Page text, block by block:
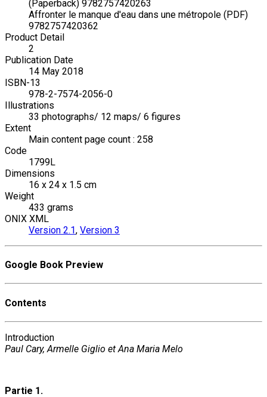
(Paperback) 9782757420263
Affronter le manque d'eau dans une métropole (PDF)
9782757420362
Product Detail
2
Publication Date
14 May 2018
ISBN-13
978-2-7574-2056-0
Illustrations
33 photographs/ 12 maps/ 6 figures
Extent
Main content page count : 258
Code
1799L
Dimensions
16 x 24 x 1.5 cm
Weight
433 grams
ONIX XML
Version 2.1, Version 3
Google Book Preview
Contents
Introduction
Paul Cary, Armelle Giglio et Ana Maria Melo
Partie 1.